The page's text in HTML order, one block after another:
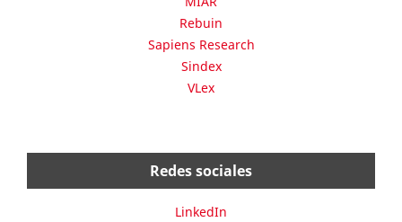
Rebuin
Sapiens Research
Sindex
VLex
Redes sociales
LinkedIn